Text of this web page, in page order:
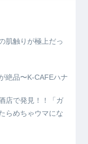
肌触りが極上だっ
絶品〜K-CAFEハナ
店で発見！！「ガ
らめちゃウマにな